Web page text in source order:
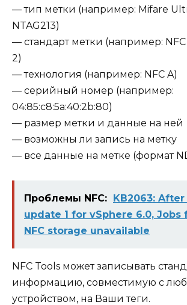
— тип метки (например: Mifare
NTAG213)
— стандарт метки (например:
2)
— технология (например: NFC A)
— серийный номер (например:
04:85:c8:5a:40:2b:80)
— размер метки и данные на ней
— возможны ли запись на метку
— все данные на метке (формат
Проблемы NFC: KB2063:
update 1 for vSphere 6.0, Jobs
NFC storage unavailable
NFC Tools может записывать
информацию, совместимую с
устройством, на Ваши теги.